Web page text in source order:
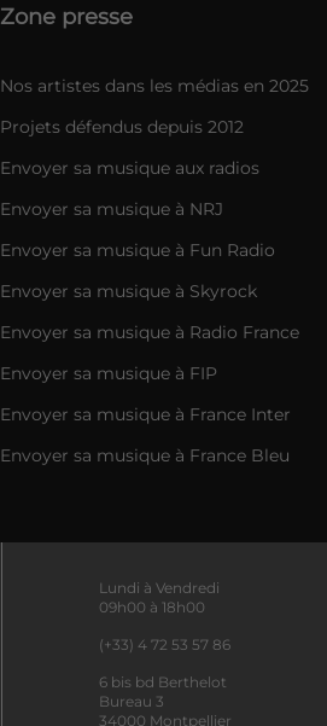
Zone presse
Nos artistes dans les médias en 2025
Projets défendus depuis 2012
Envoyer sa musique aux radios
Envoyer sa musique à NRJ
Envoyer sa musique à Fun Radio
Envoyer sa musique à Skyrock
Envoyer sa musique à Radio France
Envoyer sa musique à FIP
Envoyer sa musique à France Inter
Envoyer sa musique à France Bleu
Lundi à Vendredi
09h00 à 18h00
(+33) 4 72 53 57 86
6 bis bd Berthelot
Bureau 3
34000 Montpellier